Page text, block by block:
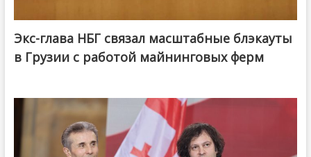
Экс-глава НБГ связал масштабные блэкауты
в Грузии с работой майнинговых ферм